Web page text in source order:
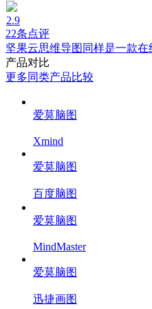
2.9
22条点评
坚果云思维导图同样是一款
产品对比
更多同类产品比较
爱莫脑图
Xmind
爱莫脑图
百度脑图
爱莫脑图
MindMaster
爱莫脑图
迅捷画图